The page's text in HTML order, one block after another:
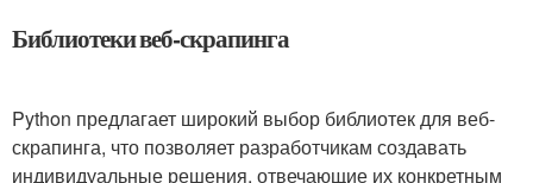
Библиотеки веб-скрапинга
Python предлагает широкий выбор библиотек для веб-
скрапинга, что позволяет разработчикам создавать
индивидуальные решения, отвечающие их конкретным